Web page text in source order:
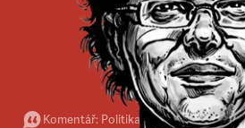
Komentář: Politika •13. 1. 2018•3minuty